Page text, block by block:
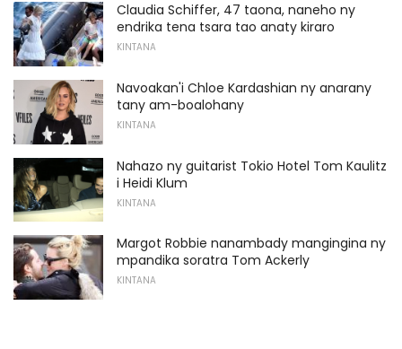
Claudia Schiffer, 47 taona, naneho ny
endrika tena tsara tao anaty kiraro
KINTANA
Navoakan'i Chloe Kardashian ny anarany
tany am-boalohany
KINTANA
Nahazo ny guitarist Tokio Hotel Tom Kaulitz
i Heidi Klum
KINTANA
Margot Robbie nanambady mangingina ny
mpandika soratra Tom Ackerly
KINTANA